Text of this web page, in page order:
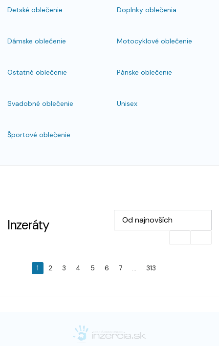
Detské oblečenie Doplnky oblečenia
Dámske oblečenie Motocyklové oblečenie
Ostatné oblečenie Pánske oblečenie
Svadobné oblečenie Unisex
Športové oblečenie
Inzeráty Od najnovších
1 2 3 4 5 6 7 ... 313